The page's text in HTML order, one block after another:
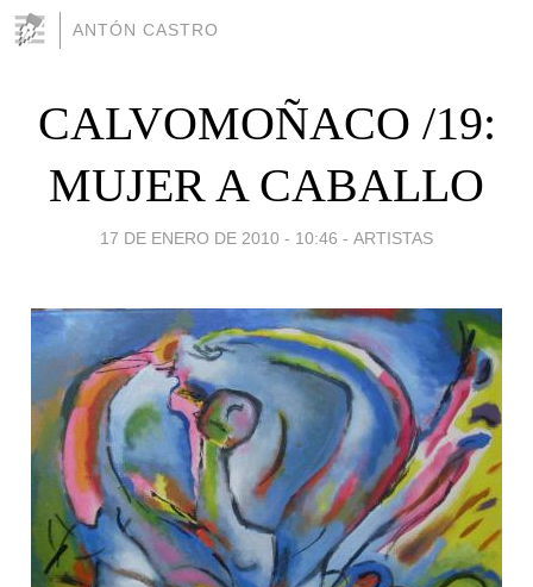
ANTÓN CASTRO
CALVOMOÑACO /19:
MUJER A CABALLO
17 DE ENERO DE 2010 - 10:46 - ARTISTAS